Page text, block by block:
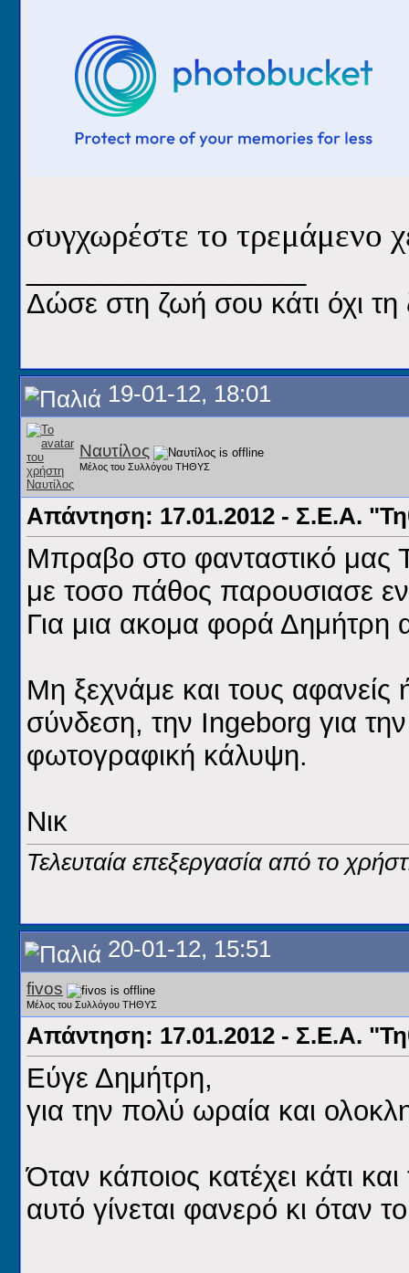
συγχωρέστε το τρεμάμενο
Δώσε στη ζωή σου κάτι όχι τη
19-01-12, 18:01
Ναυτίλος
Μέλος του Συλλόγου ΤΗΘΥΣ
Απάντηση: 17.01.2012 - Σ.Ε.Α.
Μπραβο στο φανταστικό μας
με τοσο πάθος παρουσιασε
Για μια ακομα φορά Δημήτρη
Μη ξεχνάμε και τους
σύνδεση, την Ingeborg για την
φωτογραφική κάλυψη.
Νικ
Τελευταία επεξεργασία από το
20-01-12, 15:51
fivos
Μέλος του Συλλόγου ΤΗΘΥΣ
Απάντηση: 17.01.2012 - Σ.Ε.Α.
Εύγε Δημήτρη,
για την πολύ ωραία και
Όταν κάποιος κατέχει κάτι
αυτό γίνεται φανερό κι όταν